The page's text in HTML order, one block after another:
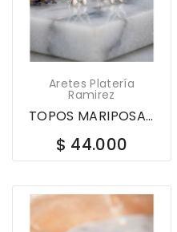
Aretes Platería
Ramirez
TOPOS MARIPOSA EN PLATA LEY 925 CON CIRCONES...
$ 44.000